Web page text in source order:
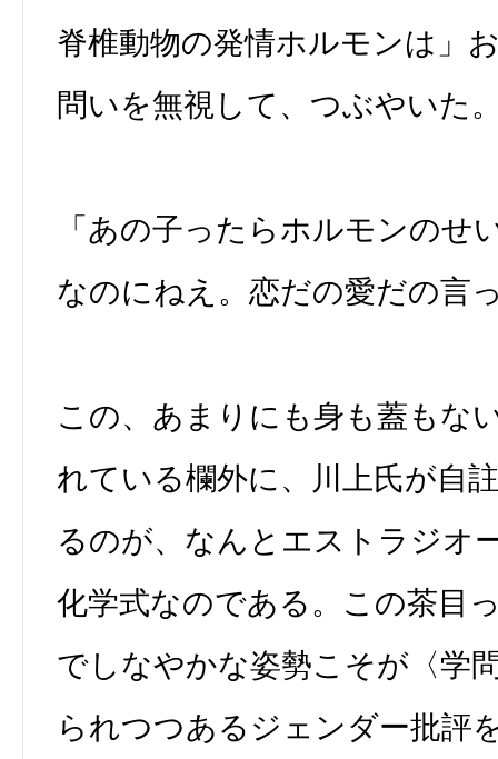
脊椎動物の発情ホルモンは」
問いを無視して、つぶやいた
「あの子ったらホルモンのせ
なのにねえ。恋だの愛だの言
この、あまりにも身も蓋もな
れている欄外に、川上氏が自
るのが、なんとエストラジオ
化学式なのである。この茶目
でしなやかな姿勢こそが〈学
られつつあるジェンダー批評